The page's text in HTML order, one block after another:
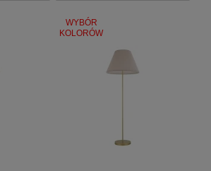
WYBÓR
KOLORÓW